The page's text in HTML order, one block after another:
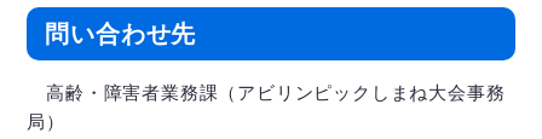
問い合わせ先
高齢・障害者業務課（アビリンピックしまね大会事務
局）